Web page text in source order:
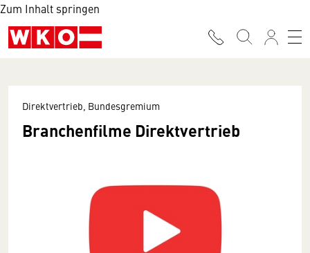
Zum Inhalt springen
Direktvertrieb, Bundesgremium
Branchenfilme Direktvertrieb